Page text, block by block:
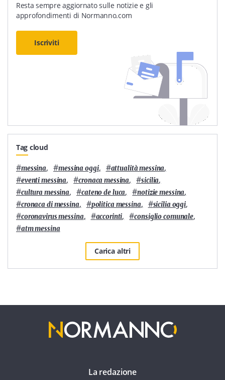
Resta sempre aggiornato sulle notizie e gli
approfondimenti di Normanno.com
Iscriviti
Tag cloud
#messina, #messina oggi, #attualità messina,
#eventi messina, #cronaca messina, #sicilia,
#cultura messina, #cateno de luca, #notizie messina,
#cronaca di messina, #politica messina, #sicilia oggi,
#coronavirus messina, #accorinti, #consiglio comunale,
#atm messina
Carica altri
La redazione